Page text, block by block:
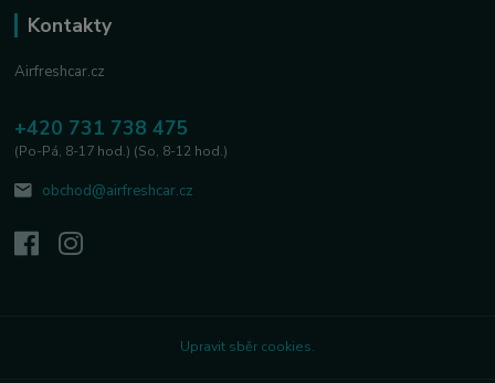
Kontakty
Airfreshcar.cz
+420 731 738 475
(Po-Pá, 8-17 hod.) (So, 8-12 hod.)
obchod@airfreshcar.cz
Upravit sběr cookies.